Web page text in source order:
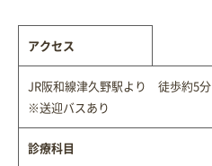
アクセス
JR阪和線津久野駅より 徒歩約5分
※送迎バスあり
診療科目